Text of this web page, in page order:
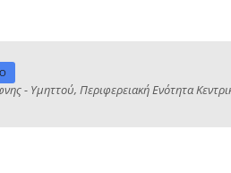
- Υμηττού, Περιφερειακή Ενότητα